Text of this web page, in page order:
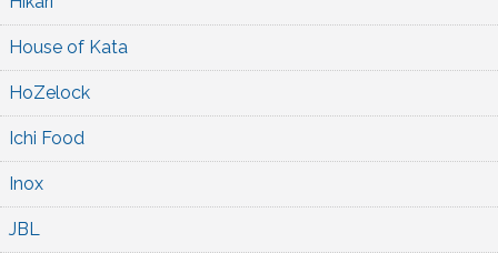
House of Kata
HoZelock
Ichi Food
Inox
JBL